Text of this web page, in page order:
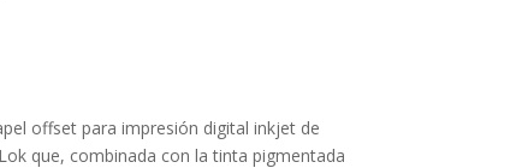
offset para impresión digital inkjet de
que, combinada con la tinta pigmentada